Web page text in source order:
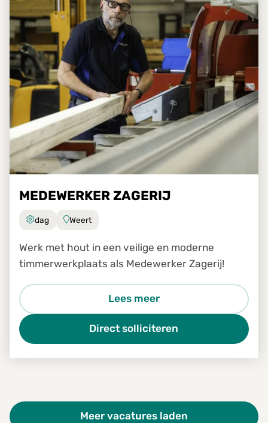
MEDEWERKER ZAGERIJ
dag Weert
Werk met hout in een veilige en moderne
timmerwerkplaats als Medewerker Zagerij!
Lees meer
Direct solliciteren
Meer vacatures laden